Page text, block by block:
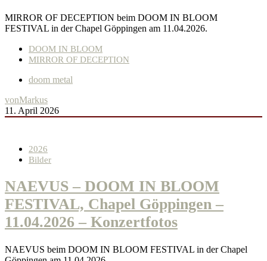
MIRROR OF DECEPTION beim DOOM IN BLOOM
FESTIVAL in der Chapel Göppingen am 11.04.2026.
DOOM IN BLOOM
MIRROR OF DECEPTION
doom metal
vonMarkus
11. April 2026
2026
Bilder
NAEVUS – DOOM IN BLOOM
FESTIVAL, Chapel Göppingen –
11.04.2026 – Konzertfotos
NAEVUS beim DOOM IN BLOOM FESTIVAL in der Chapel